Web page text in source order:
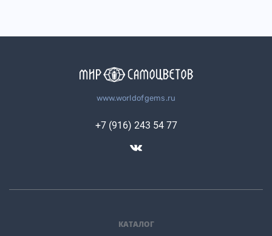
www.worldofgems.ru
КАТАЛОГ
+7 (916) 243 54 77